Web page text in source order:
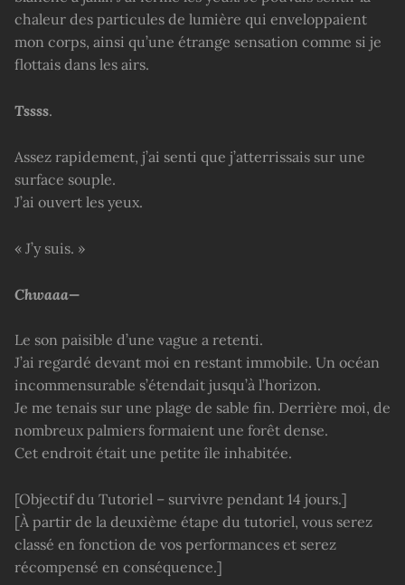
chaleur des particules de lumière qui enveloppaient
mon corps, ainsi qu’une étrange sensation comme si je
flottais dans les airs.
Tssss.
Assez rapidement, j’ai senti que j’atterrissais sur une
surface souple.
J’ai ouvert les yeux.
« J’y suis. »
Chwaaa—
Le son paisible d’une vague a retenti.
J’ai regardé devant moi en restant immobile. Un océan
incommensurable s’étendait jusqu’à l’horizon.
Je me tenais sur une plage de sable fin. Derrière moi, de
nombreux palmiers formaient une forêt dense.
Cet endroit était une petite île inhabitée.
[Objectif du Tutoriel – survivre pendant 14 jours.]
[À partir de la deuxième étape du tutoriel, vous serez
classé en fonction de vos performances et serez
récompensé en conséquence.]